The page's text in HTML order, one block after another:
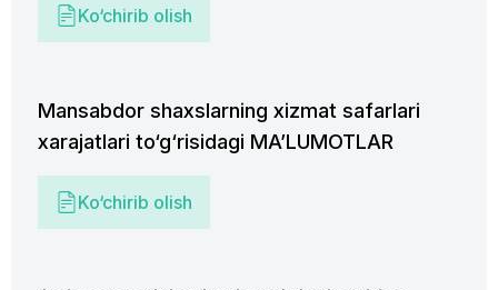
Ko‘chirib olish
Mansabdor shaxslarning xizmat safarlari
xarajatlari to‘g‘risidagi MAʼLUMOTLAR
Ko‘chirib olish